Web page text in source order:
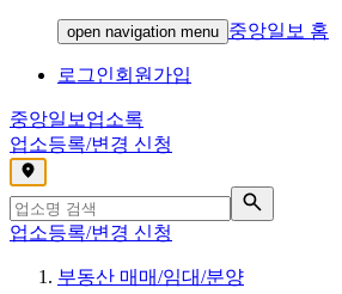
open navigation menu 중앙일보 홈
로그인회원가입
중앙일보 업소록
업소등록/변경 신청
,
업소등록/변경 신청
부동산 매매/임대/분양